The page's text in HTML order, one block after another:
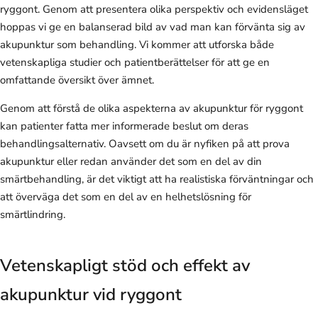
ryggont. Genom att presentera olika perspektiv och evidensläget
hoppas vi ge en balanserad bild av vad man kan förvänta sig av
akupunktur som behandling. Vi kommer att utforska både
vetenskapliga studier och patientberättelser för att ge en
omfattande översikt över ämnet.
Genom att förstå de olika aspekterna av akupunktur för ryggont
kan patienter fatta mer informerade beslut om deras
behandlingsalternativ. Oavsett om du är nyfiken på att prova
akupunktur eller redan använder det som en del av din
smärtbehandling, är det viktigt att ha realistiska förväntningar och
att överväga det som en del av en helhetslösning för
smärtlindring.
Vetenskapligt stöd och effekt av
akupunktur vid ryggont